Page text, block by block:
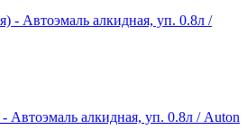
- Автоэмаль алкидная, уп. 0.8л /